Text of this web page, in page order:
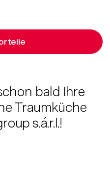
bald Ihre
Traumküche
s.á.r.l.!